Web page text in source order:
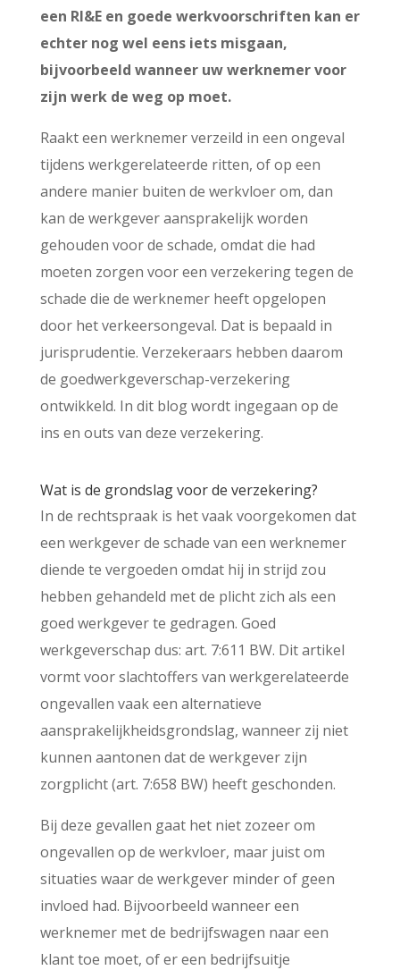
een RI&E en goede werkvoorschriften kan er
echter nog wel eens iets misgaan,
bijvoorbeeld wanneer uw werknemer voor
zijn werk de weg op moet.
Raakt een werknemer verzeild in een ongeval
tijdens werkgerelateerde ritten, of op een
andere manier buiten de werkvloer om, dan
kan de werkgever aansprakelijk worden
gehouden voor de schade, omdat die had
moeten zorgen voor een verzekering tegen de
schade die de werknemer heeft opgelopen
door het verkeersongeval. Dat is bepaald in
jurisprudentie. Verzekeraars hebben daarom
de goedwerkgeverschap-verzekering
ontwikkeld. In dit blog wordt ingegaan op de
ins en outs van deze verzekering.
Wat is de grondslag voor de verzekering?
In de rechtspraak is het vaak voorgekomen dat
een werkgever de schade van een werknemer
diende te vergoeden omdat hij in strijd zou
hebben gehandeld met de plicht zich als een
goed werkgever te gedragen. Goed
werkgeverschap dus: art. 7:611 BW. Dit artikel
vormt voor slachtoffers van werkgerelateerde
ongevallen vaak een alternatieve
aansprakelijkheidsgrondslag, wanneer zij niet
kunnen aantonen dat de werkgever zijn
zorgplicht (art. 7:658 BW) heeft geschonden.
Bij deze gevallen gaat het niet zozeer om
ongevallen op de werkvloer, maar juist om
situaties waar de werkgever minder of geen
invloed had. Bijvoorbeeld wanneer een
werknemer met de bedrijfswagen naar een
klant toe moet, of er een bedrijfsuitje